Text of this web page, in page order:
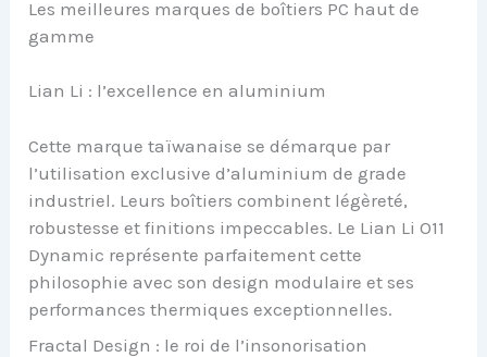
Les meilleures marques de boîtiers PC haut de
gamme
Lian Li : l’excellence en aluminium
Cette marque taïwanaise se démarque par
l’utilisation exclusive d’aluminium de grade
industriel. Leurs boîtiers combinent légèreté,
robustesse et finitions impeccables. Le Lian Li O11
Dynamic représente parfaitement cette
philosophie avec son design modulaire et ses
performances thermiques exceptionnelles.
Fractal Design : le roi de l’insonorisation